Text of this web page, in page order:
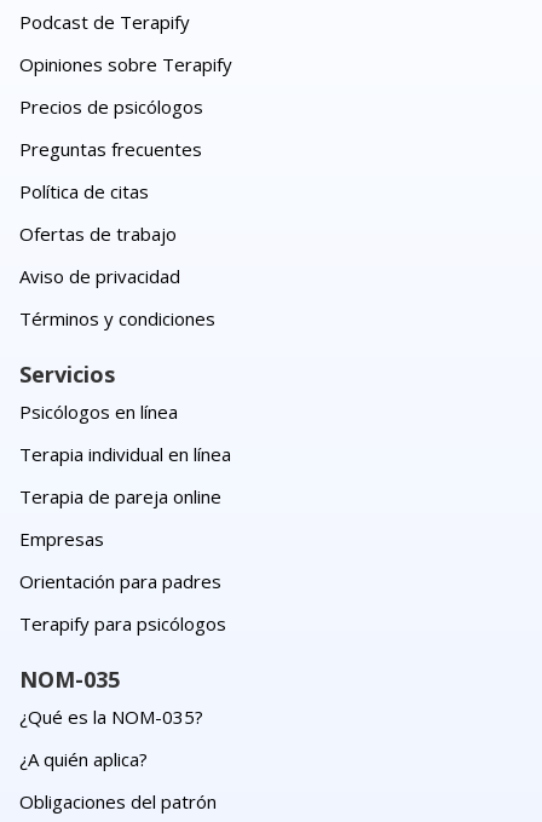
Podcast de Terapify
Opiniones sobre Terapify
Precios de psicólogos
Preguntas frecuentes
Política de citas
Ofertas de trabajo
Aviso de privacidad
Términos y condiciones
Servicios
Psicólogos en línea
Terapia individual en línea
Terapia de pareja online
Empresas
Orientación para padres
Terapify para psicólogos
NOM-035
¿Qué es la NOM-035?
¿A quién aplica?
Obligaciones del patrón